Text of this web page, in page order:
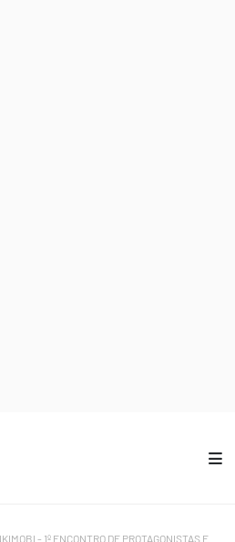
- 1º ENCONTRO DE PROTAGONISTAS E